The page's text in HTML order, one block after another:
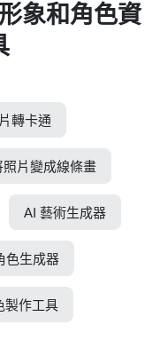
象和角色資
轉卡通
照片變成線條畫
AI 藝術生成器
色生成器
製作工具